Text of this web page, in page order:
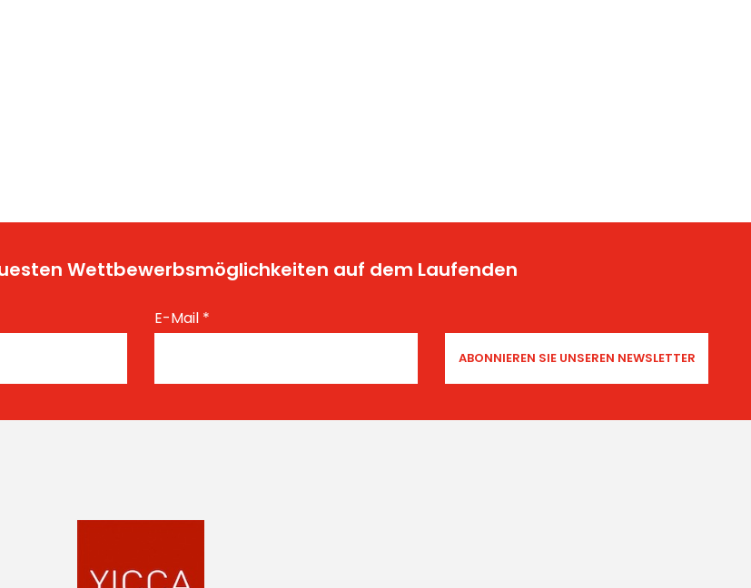
Wettbewerbsmöglichkeiten auf dem Laufenden
E-Mail *